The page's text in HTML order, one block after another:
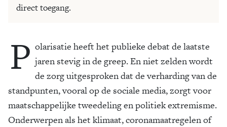
direct toegang.
P olarisatie heeft het publieke debat de laatste
jaren stevig in de greep. En niet zelden wordt
de zorg uitgesproken dat de verharding van de
standpunten, vooral op de sociale media, zorgt voor
maatschappelijke tweedeling en politiek extremisme.
Onderwerpen als het klimaat, coronamaatregelen of